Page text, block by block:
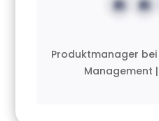
Produktmanager
Management